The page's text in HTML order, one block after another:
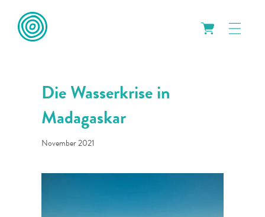
Die Wasserkrise in
Madagaskar
November 2021